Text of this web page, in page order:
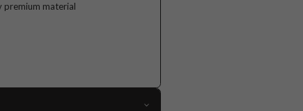
premium material